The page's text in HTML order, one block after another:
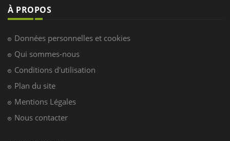
À PROPOS
Données personnelles et cookies
Qui sommes-nous
Conditions d'utilisation
Plan du site
Mentions Légales
Nous contacter